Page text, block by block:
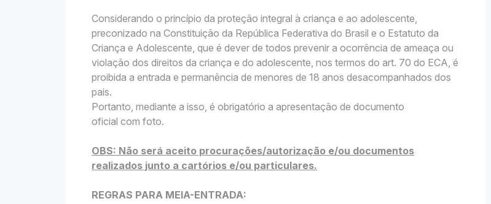
Considerando o princípio da proteção integral à criança e ao adolescente,
preconizado na Constituição da República Federativa do Brasil e o Estatuto da
Criança e Adolescente, que é dever de todos prevenir a ocorrência de ameaça ou
violação dos direitos da criança e do adolescente, nos termos do art. 70 do ECA, é
proibida a entrada e permanência de menores de 18 anos desacompanhados dos
pais.
Portanto, mediante a isso, é obrigatório a apresentação de documento
oficial com foto.
OBS: Não será aceito procurações/autorização e/ou documentos
realizados junto a cartórios e/ou particulares.
REGRAS PARA MEIA-ENTRADA: